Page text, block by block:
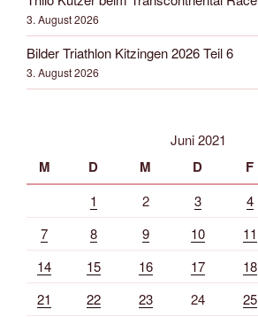
3. August 2026
Bilder Triathlon Kitzingen 2026 Teil 6
3. August 2026
Juni 2021
M D M D F
1 2 3 4
7
8 9 10 11
14
15 16 17 18
21
22 23 24 25